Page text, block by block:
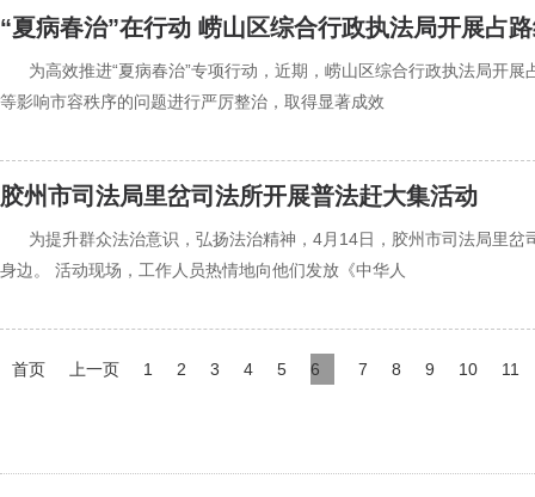
“夏病春治”在行动 崂山区综合行政执法局开展占
为高效推进“夏病春治”专项行动，近期，崂山区综合行政执法局开
等影响市容秩序的问题进行严厉整治，取得显著成效
胶州市司法局里岔司法所开展普法赶大集活动
为提升群众法治意识，弘扬法治精神，4月14日，胶州市司法局里
身边。 活动现场，工作人员热情地向他们发放《中华人
首页 上一页 1 2 3 4 5 6 7 8 9 10 11